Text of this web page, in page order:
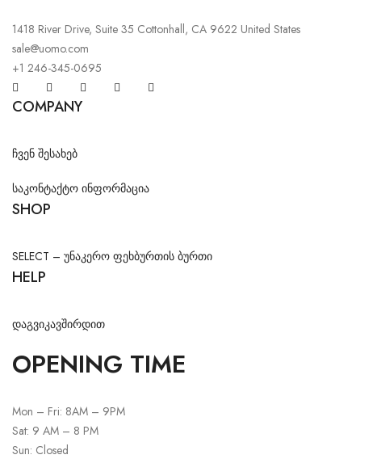
1418 River Drive, Suite 35 Cottonhall, CA 9622 United States
sale@uomo.com
+1 246-345-0695
COMPANY
ჩვენ შესახებ
საკონტაქტო ინფორმაცია
SHOP
SELECT – უნაკერო ფეხბურთის ბურთი
HELP
დაგვიკავშირდით
OPENING TIME
Mon – Fri: 8AM – 9PM
Sat: 9 AM – 8 PM
Sun: Closed